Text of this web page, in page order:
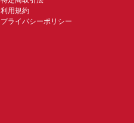
利用規約
プライバシーポリシー